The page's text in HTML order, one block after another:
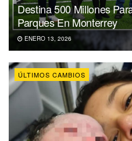
Destina 500 Millones
Parques En Monterrey
ENERO 13, 2026
ÚLTIMOS CAMBIOS